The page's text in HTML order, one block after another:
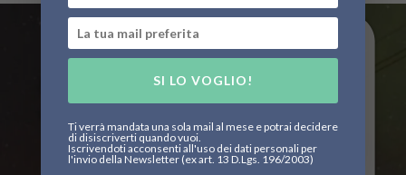
SI LO VOGLIO!
Ti verrà mandata una sola mail al mese e potrai decidere
di disiscriverti quando vuoi.
Iscrivendoti acconsenti all'uso dei dati personali per
l'invio della Newsletter (ex art. 13 D.Lgs. 196/2003)